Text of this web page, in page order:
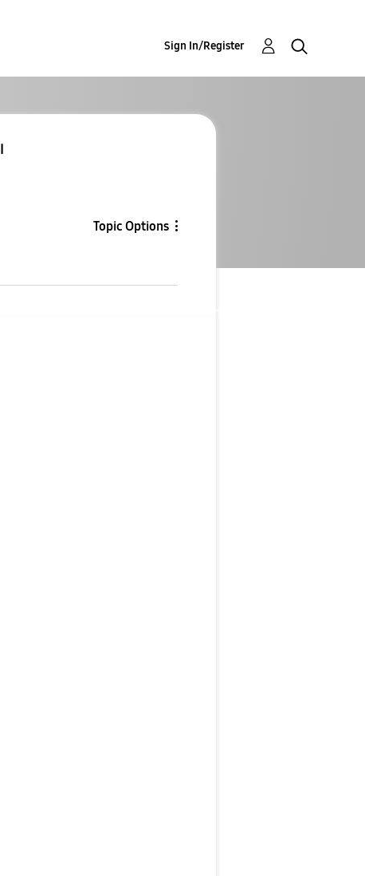
Sign In/Register
Topic Options